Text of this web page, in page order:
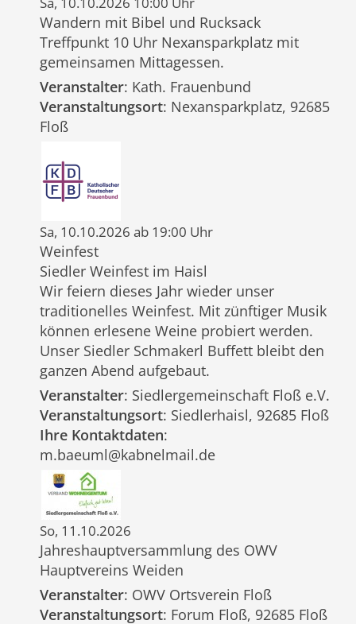
Wandern mit Bibel und Rucksack
Treffpunkt 10 Uhr Nexansparkplatz mit
gemeinsamen Mittagessen.
Veranstalter: Kath. Frauenbund
Veranstaltungsort: Nexansparkplatz, 92685
Floß
Sa, 10.10.2026 ab 19:00 Uhr
Weinfest
Siedler Weinfest im Haisl
Wir feiern dieses Jahr wieder unser
traditionelles Weinfest. Mit zünftiger Musik
können erlesene Weine probiert werden.
Unser Siedler Schmakerl Buffett bleibt den
ganzen Abend aufgebaut.
Veranstalter: Siedlergemeinschaft Floß e.V.
Veranstaltungsort: Siedlerhaisl, 92685 Floß
Ihre Kontaktdaten:
m.baeuml@kabnelmail.de
So, 11.10.2026
Jahreshauptversammlung des OWV
Hauptvereins Weiden
Veranstalter: OWV Ortsverein Floß
Veranstaltungsort: Forum Floß, 92685 Floß